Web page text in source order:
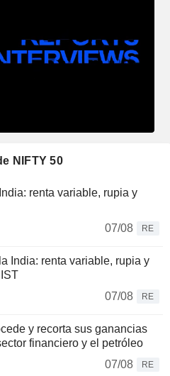
NIFTY 50
renta variable, rupia y
07/08
RE
India: renta variable, rupia y
07/08
RE
y recorta sus ganancias
financiero y el petróleo
07/08
RE